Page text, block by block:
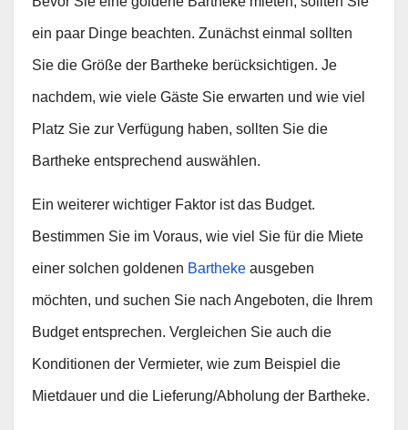
ein paar Dinge beachten. Zunächst einmal sollten
Sie die Größe der Bartheke berücksichtigen. Je
nachdem, wie viele Gäste Sie erwarten und wie viel
Platz Sie zur Verfügung haben, sollten Sie die
Bartheke entsprechend auswählen.
Ein weiterer wichtiger Faktor ist das Budget.
Bestimmen Sie im Voraus, wie viel Sie für die Miete
einer solchen goldenen Bartheke ausgeben
möchten, und suchen Sie nach Angeboten, die Ihrem
Budget entsprechen. Vergleichen Sie auch die
Konditionen der Vermieter, wie zum Beispiel die
Mietdauer und die Lieferung/Abholung der Bartheke.